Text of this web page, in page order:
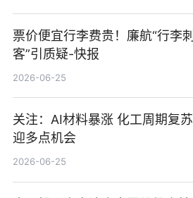
票价便宜行李费贵！廉航“行李刺
客”引质疑-快报
2026-06-25
关注：AI材料暴涨 化工周期复苏
迎多点机会
2026-06-25